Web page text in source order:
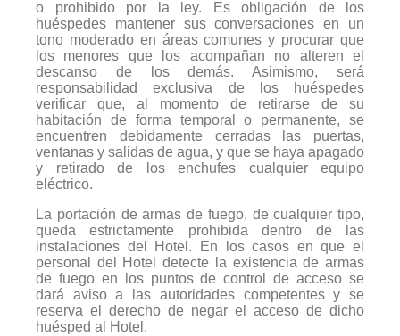
o prohibido por la ley. Es obligación de los
huéspedes mantener sus conversaciones en un
tono moderado en áreas comunes y procurar que
los menores que los acompañan no alteren el
descanso de los demás. Asimismo, será
responsabilidad exclusiva de los huéspedes
verificar que, al momento de retirarse de su
habitación de forma temporal o permanente, se
encuentren debidamente cerradas las puertas,
ventanas y salidas de agua, y que se haya apagado
y retirado de los enchufes cualquier equipo
eléctrico.
La portación de armas de fuego, de cualquier tipo,
queda estrictamente prohibida dentro de las
instalaciones del Hotel. En los casos en que el
personal del Hotel detecte la existencia de armas
de fuego en los puntos de control de acceso se
dará aviso a las autoridades competentes y se
reserva el derecho de negar el acceso de dicho
huésped al Hotel.